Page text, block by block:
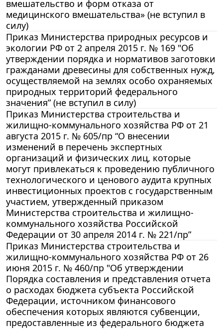
вмешательство и форм отказа от
медицинского вмешательства» (не вступил в
силу)
Приказ Министерства природных ресурсов и
экологии РФ от 2 апреля 2015 г. № 169 "Об
утверждении порядка и нормативов заготовки
гражданами древесины для собственных нужд,
осуществляемой на землях особо охраняемых
природных территорий федерального
значения” (не вступил в силу)
Приказ Министерства строительства и
жилищно-коммунального хозяйства РФ от 21
августа 2015 г. № 605/пр “О внесении
изменений в перечень экспертных
организаций и физических лиц, которые
могут привлекаться к проведению публичного
технологического и ценового аудита крупных
инвестиционных проектов с государственным
участием, утвержденный приказом
Министерства строительства и жилищно-
коммунального хозяйства Российской
Федерации от 30 апреля 2014 г. № 221/пр”
Приказ Министерства строительства и
жилищно-коммунального хозяйства РФ от 26
июня 2015 г. № 460/пр "Об утверждении
Порядка составления и представления отчета
о расходах бюджета субъекта Российской
Федерации, источником финансового
обеспечения которых являются субвенции,
предоставленные из федерального бюджета